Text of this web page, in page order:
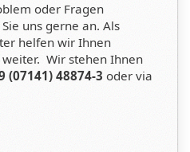
oder Fragen
uns gerne an. Als
helfen wir Ihnen
Wir stehen Ihnen
(07141) 48874-3 oder via